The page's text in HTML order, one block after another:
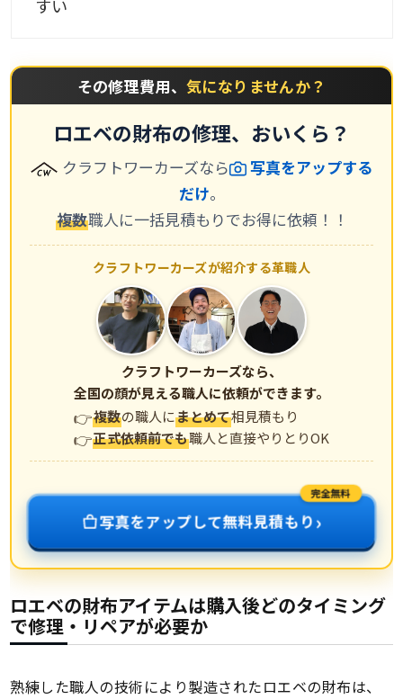
すい
その修理費用、気になりませんか？
ロエベの財布の修理、おいくら？
クラフトワーカーズなら
写真をアップする
だけ。
複数職人に一括見積もりでお得に依頼！！
クラフトワーカーズが紹介する革職人
クラフトワーカーズなら、
全国の顔が見える職人に依頼ができます。
複数の職人にまとめて相見積もり
正式依頼前でも職人と直接やりとりOK
完全無料
写真をアップして無料見積もり ›
ロエベの財布アイテムは購入後どのタイミング
で修理・リペアが必要か
熟練した職人の技術により製造されたロエベの財布は、